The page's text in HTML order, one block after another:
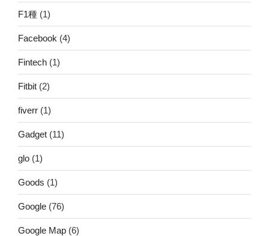
F1種 (1)
Facebook (4)
Fintech (1)
Fitbit (2)
fiverr (1)
Gadget (11)
glo (1)
Goods (1)
Google (76)
Google Map (6)